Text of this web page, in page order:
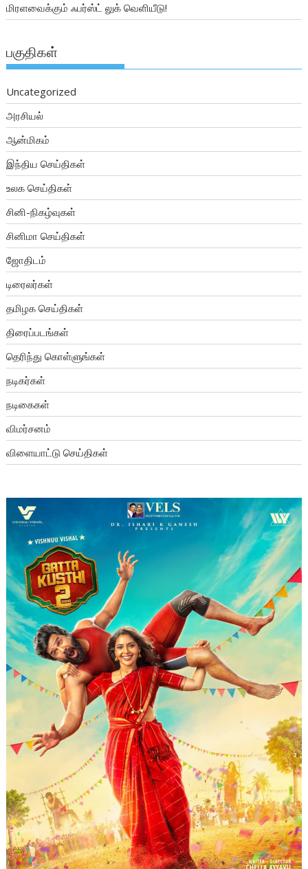
மிரளவைக்கும் ஃபர்ஸ்ட் லுக் வெளியீடு!
பகுதிகள்
Uncategorized
அரசியல்
ஆன்மிகம்
இந்திய செய்திகள்
உலக செய்திகள்
சினி-நிகழ்வுகள்
சினிமா செய்திகள்
ஜோதிடம்
டிரைலர்கள்
தமிழக செய்திகள்
திரைப்படங்கள்
தெரிந்து கொள்ளுங்கள்
நடிகர்கள்
நடிகைகள்
விமர்சனம்
விளையாட்டு செய்திகள்